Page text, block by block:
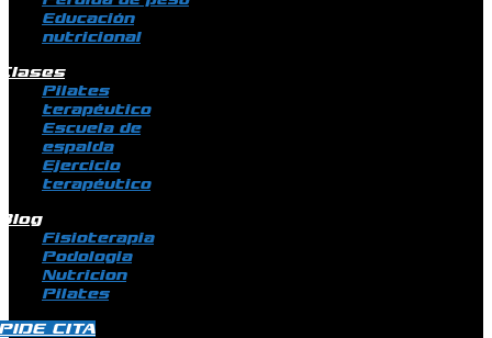
Educación
nutricional
Pilates
terapéutico
Escuela de
espalda
Ejercicio
terapéutico
Fisioterapia
Podologia
Nutricion
Pilates
CITA